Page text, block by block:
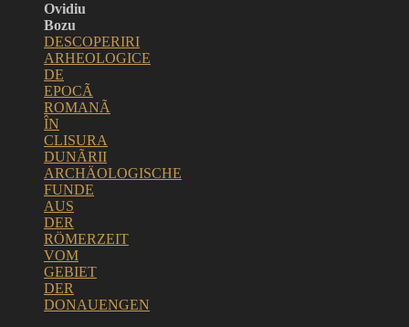
Ovidiu
Bozu
DESCOPERIRI
ARHEOLOGICE
DE
EPOCÃ
ROMANÃ
ÎN
CLISURA
DUNÃRII
ARCHÄOLOGISCHE
FUNDE
AUS
DER
RÖMERZEIT
VOM
GEBIET
DER
DONAUENGEN